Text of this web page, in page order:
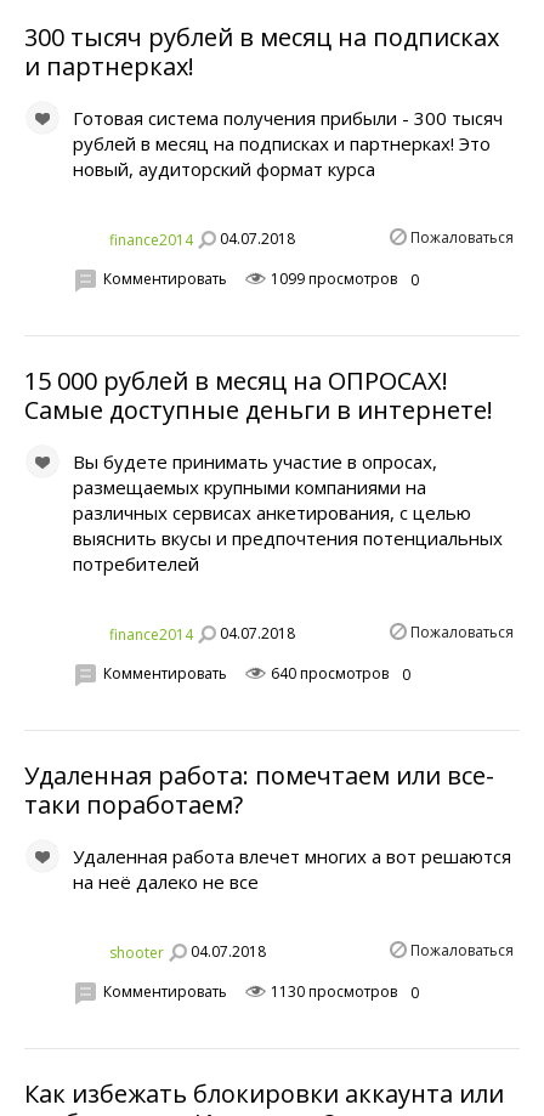
300 тысяч рублей в месяц на подписках
и партнерках!
Готовая система получения прибыли - 300 тысяч
рублей в месяц на подписках и партнерках! Это
новый, аудиторский формат курса
finance2014 04.07.2018 Пожаловаться
Комментировать 1099 просмотров 0
15 000 рублей в месяц на ОПРОСАХ!
Самые доступные деньги в интернете!
Вы будете принимать участие в опросах,
размещаемых крупными компаниями на
различных сервисах анкетирования, с целью
выяснить вкусы и предпочтения потенциальных
потребителей
finance2014 04.07.2018 Пожаловаться
Комментировать 640 просмотров 0
Удаленная работа: помечтаем или все-
таки поработаем?
Удаленная работа влечет многих а вот решаются
на неё далеко не все
shooter 04.07.2018 Пожаловаться
Комментировать 1130 просмотров 0
Как избежать блокировки аккаунта или